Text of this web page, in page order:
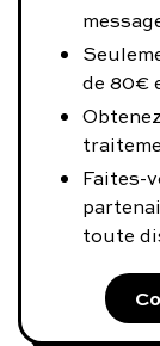
de 80€
Faites-
toute